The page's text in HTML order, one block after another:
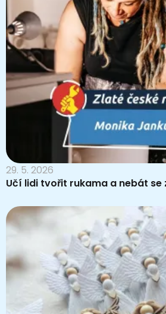
29. 5. 2026
Učí lidi tvořit rukama a nebát se